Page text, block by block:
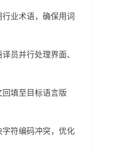
业术语，确保用词
员并行处理界面、
填至目标语言版
符编码冲突，优化